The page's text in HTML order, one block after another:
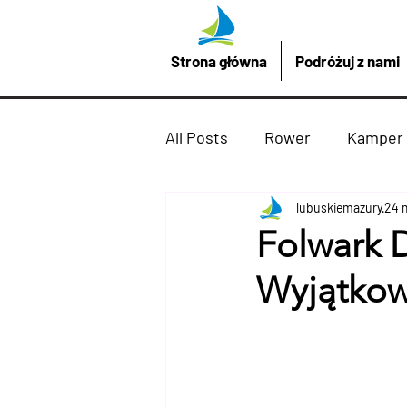
Strona główna Podróżuj z nami
All Posts Rower Kamper
Promocje z LubuskieMazury
Imprezy atrakcje
Folwark
lubuskiemazury24